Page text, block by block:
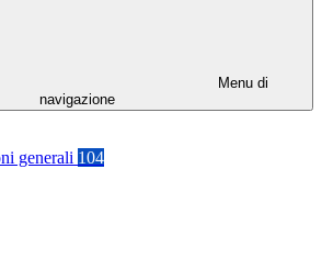
Menu di
navigazione
generali 104